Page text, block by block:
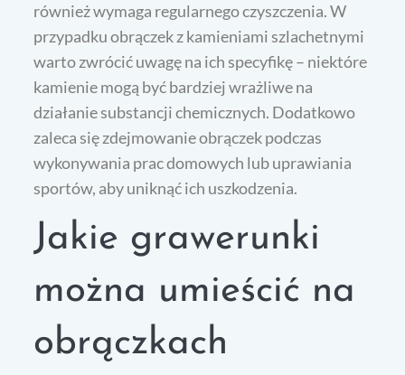
również wymaga regularnego czyszczenia. W
przypadku obrączek z kamieniami szlachetnymi
warto zwrócić uwagę na ich specyfikę – niektóre
kamienie mogą być bardziej wrażliwe na
działanie substancji chemicznych. Dodatkowo
zaleca się zdejmowanie obrączek podczas
wykonywania prac domowych lub uprawiania
sportów, aby uniknąć ich uszkodzenia.
Jakie grawerunki
można umieścić na
obrączkach